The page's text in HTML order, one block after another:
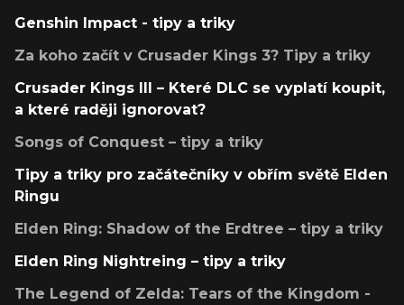
Genshin Impact - tipy a triky
Za koho začít v Crusader Kings 3? Tipy a triky
Crusader Kings III – Které DLC se vyplatí koupit,
a které raději ignorovat?
Songs of Conquest – tipy a triky
Tipy a triky pro začátečníky v obřím světě Elden
Ringu
Elden Ring: Shadow of the Erdtree – tipy a triky
Elden Ring Nightreing – tipy a triky
The Legend of Zelda: Tears of the Kingdom -